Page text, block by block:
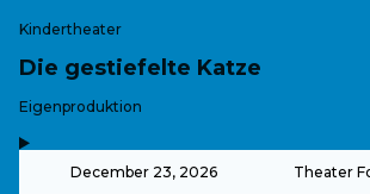
Kindertheater
Die gestiefelte Katze
-
Eigenproduktion
December 23, 2026 Theater